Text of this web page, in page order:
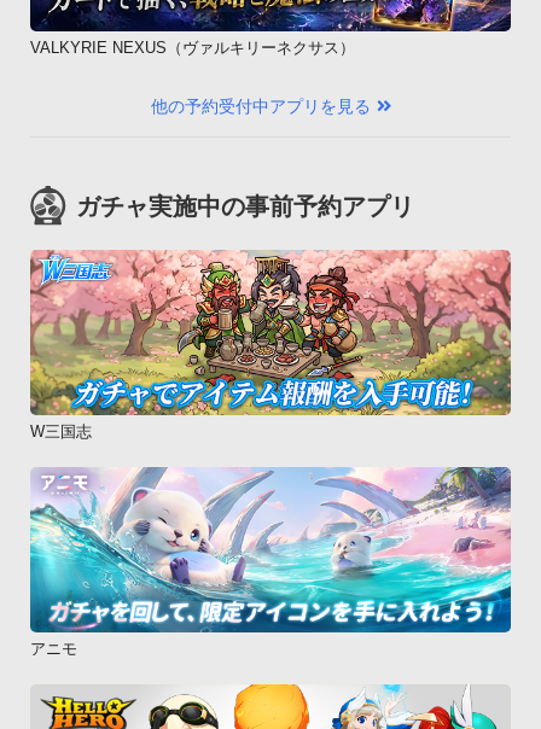
VALKYRIE NEXUS（ヴァルキリーネクサス）
他の予約受付中アプリを見る
ガチャ実施中の事前予約アプリ
W三国志
アニモ